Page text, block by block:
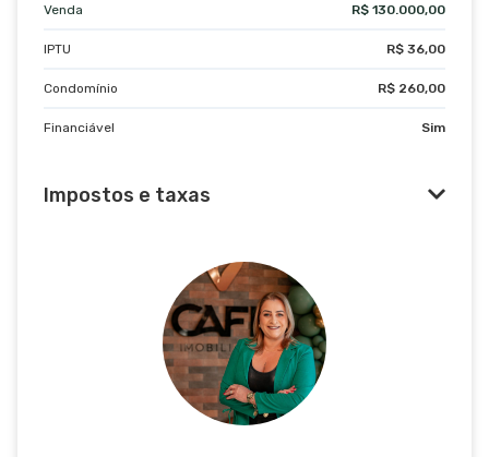
Venda R$ 130.000,00
IPTU R$ 36,00
Condomínio R$ 260,00
Financiável Sim
Impostos e taxas